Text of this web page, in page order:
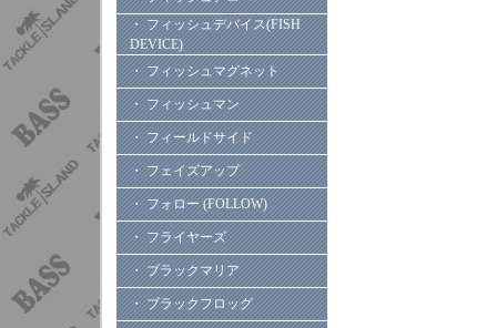
・ フィッシュデバイス(FISH
DEVICE)
・ フィッシュマグネット
・ フィッシュマン
・ フィールドサイド
・ フェイズアップ
・ フォロー (FOLLOW)
・ フライヤーズ
・ ブラックマリア
・ ブラックフロッグ